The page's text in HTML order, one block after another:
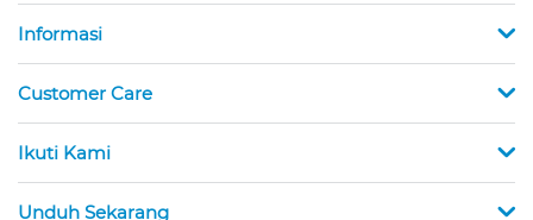
Informasi
Customer Care
Ikuti Kami
Unduh Sekarang